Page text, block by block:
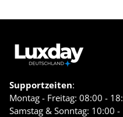
Supportzeiten:
Montag - Freitag: 08:00 -
Samstag & Sonntag: 10:00 -